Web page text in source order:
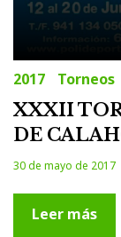
2017 Torneos
XXXII
DE
30 de mayo de 2017
Leer más